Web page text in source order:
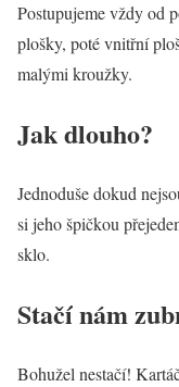
Postupujeme vždy od
plošky, poté vnitřní
malými kroužky.
Jak dlouho?
Jednoduše dokud
si jeho špičkou
sklo.
Stačí nám
Bohužel nestačí!